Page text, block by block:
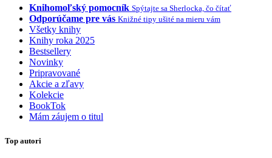
Knihomoľský pomocník Spýtajte sa Sherlocka, čo čítať
Odporúčame pre vás Knižné tipy ušité na mieru vám
Všetky knihy
Knihy roka 2025
Bestsellery
Novinky
Pripravované
Akcie a zľavy
Kolekcie
BookTok
Mám záujem o titul
Top autori